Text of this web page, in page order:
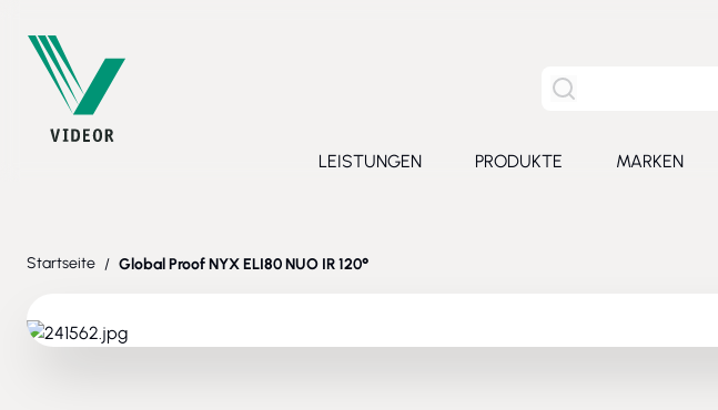
Site Suche
LEISTUNGEN
PRODUKTE
MARKEN
Startseite / Global Proof NYX ELI80 NUO IR 120°